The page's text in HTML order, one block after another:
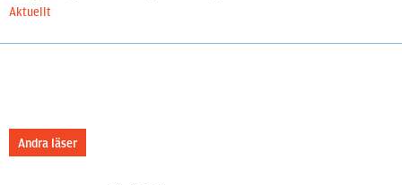
Aktuellt
Andra läser